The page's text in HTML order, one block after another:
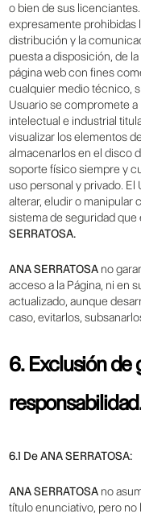
o bien de sus
expresamente prohibidas
distribución y la
puesta a disposición, de
página web con fines
cualquier medio técnico,
Usuario se compromete
intelectual e industrial
visualizar los elementos
almacenarlos en el disco
soporte físico siempre y
uso personal y privado.
alterar, eludir o
sistema de seguridad
SERRATOSA.
ANA SERRATOSA no
acceso a la Página, ni en
actualizado, aunque
caso, evitarlos,
6. Exclusión de
6.1 De ANA SERRATOSA:
ANA SERRATOSA no
título enunciativo, pero no